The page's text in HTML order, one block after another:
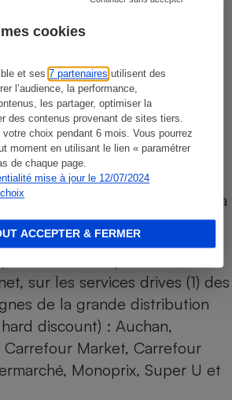
cookies
et ses7 partenaires utilisent des
l’audience, la performance,
les partager, optimiser la
des contenus provenant de sites tiers.
votre choix pendant 6 mois. Vous pourrez
moment en utilisant le lien « paramétrer
de chaque page.
mise à jour le 12/07/2024
ACCEPTER & FERMER
supermarchés, géolocalisés
de prix
sont réalisées sur l’ensemble
Les produits de
(MDD) sont comparés à
chez leurs concurrents.
de tous les produits sont
sur les services drives (1) des
de la grande distribution
discount) : Auchan,
Market, Carrefour
Monoprix, Super U et